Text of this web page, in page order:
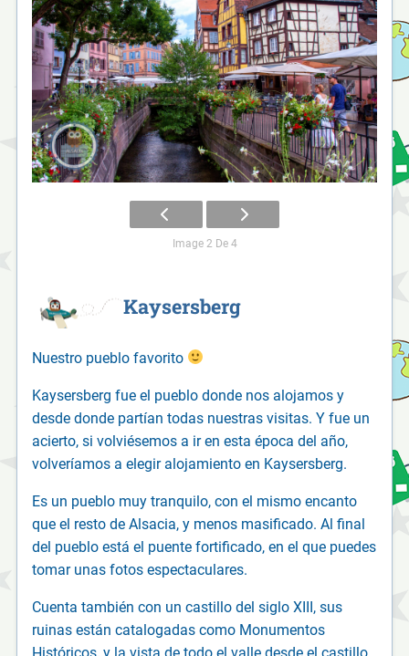
Image 2 De 4
Kaysersberg
Nuestro pueblo favorito
Kaysersberg fue el pueblo donde nos alojamos y
desde donde partían todas nuestras visitas. Y fue un
acierto, si volviésemos a ir en esta época del año,
volveríamos a elegir alojamiento en Kaysersberg.
Es un pueblo muy tranquilo, con el mismo encanto
que el resto de Alsacia, y menos masificado. Al final
del pueblo está el puente fortificado, en el que puedes
tomar unas fotos espectaculares.
Cuenta también con un castillo del siglo XIII, sus
ruinas están catalogadas como Monumentos
Históricos, y la vista de todo el valle desde el castillo